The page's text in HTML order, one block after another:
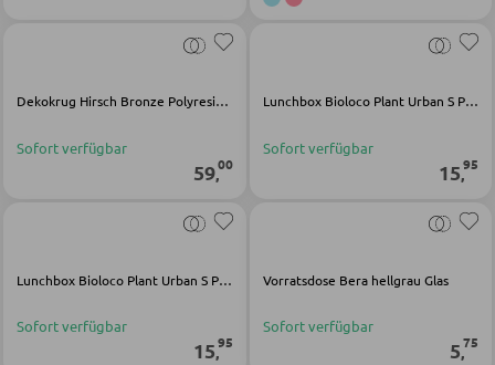
Beistelltische
Polstersessel
Relaxsessel
Fernsehsessel
Dekokrug Hirsch Bronze Polyresin Glas Metall
Sofort verfügbar
59,00
Lunchbox Bioloco Plant Urban S PLA grau
Sofort verfügbar
15,95
Lunchbox Bioloco Plant Urban S PLA grün
Sofort verfügbar
15,95
Vorratsdose Bera hellgrau Glas
Sofort verfügbar
5,75